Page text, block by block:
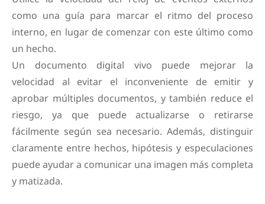
como una guía para marcar el ritmo del proceso
interno, en lugar de comenzar con este último como
un hecho.
Un documento digital vivo puede mejorar la
velocidad al evitar el inconveniente de emitir y
aprobar múltiples documentos, y también reduce el
riesgo, ya que puede actualizarse o retirarse
fácilmente según sea necesario. Además, distinguir
claramente entre hechos, hipótesis y especulaciones
puede ayudar a comunicar una imagen más completa
y matizada.